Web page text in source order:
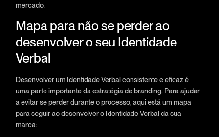
mercado.
Mapa para não se perder ao
desenvolver o seu Identidade
Verbal
Desenvolver um Identidade Verbal consistente e eficaz é
uma parte importante da estratégia de branding. Para ajudar
a evitar se perder durante o processo, aqui está um mapa
para seguir ao desenvolver o Identidade Verbal da sua
marca: